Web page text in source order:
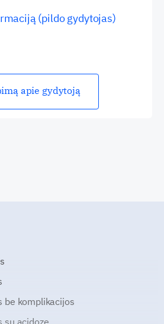
(pildo gydytojas)
apie gydytoją
be komplikacijos
su acidoze